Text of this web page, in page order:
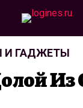
И ГАДЖЕТЫ
Из